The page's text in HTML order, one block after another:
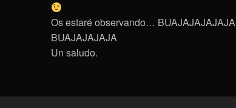
Os estaré observando… BUAJAJAJAJAJA
BUAJAJAJAJA
Un saludo.